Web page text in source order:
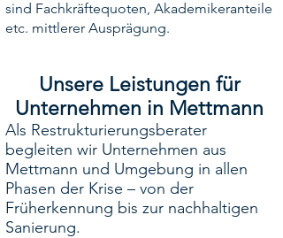
sind Fachkräftequoten, Akademikeranteile
etc. mittlerer Ausprägung.
Unsere Leistungen für
Unternehmen in Mettmann
Als Restrukturierungsberater
begleiten wir Unternehmen aus
Mettmann und Umgebung in allen
Phasen der Krise – von der
Früherkennung bis zur nachhaltigen
Sanierung.